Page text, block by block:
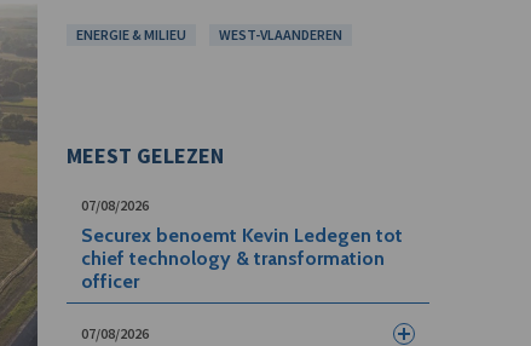
ENERGIE & MILIEU WEST-VLAANDEREN
MEEST GELEZEN
07/08/2026
Securex benoemt Kevin Ledegen tot
chief technology & transformation
officer
07/08/2026